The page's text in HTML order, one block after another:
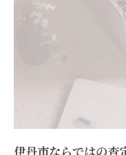
伊丹市ならではの査